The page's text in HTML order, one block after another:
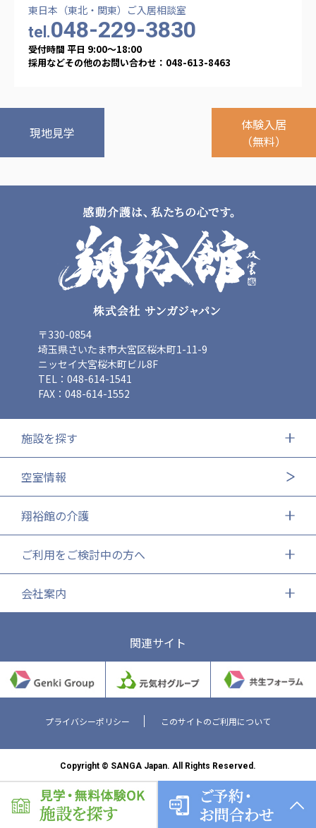
東日本（東北・関東）ご入居相談室
tel.048-229-3830
受付時間 平日 9:00〜18:00
採用などその他のお問い合わせ：048-613-8463
現地見学
体験入居
（無料）
〒330-0854
埼玉県さいたま市大宮区桜木町1-11-9
ニッセイ大宮桜木町ビル8F
TEL：048-614-1541
FAX：048-614-1552
施設を探す
空室情報
翔裕館の介護
ご利用をご検討中の方へ
会社案内
関連サイト
プライバシーポリシー このサイトのご利用について
Copyright © SANGA Japan. All Rights Reserved.